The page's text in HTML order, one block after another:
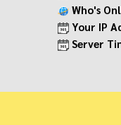
Who's
Your IP
Server